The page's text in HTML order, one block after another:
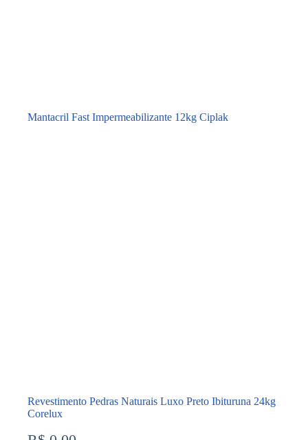
Mantacril Fast Impermeabilizante 12kg Ciplak
Revestimento Pedras Naturais Luxo Preto Ibituruna 24kg
Corelux